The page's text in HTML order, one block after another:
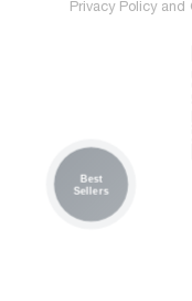
Privacy Policy and
Best
Sellers